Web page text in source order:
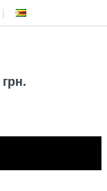
грн.